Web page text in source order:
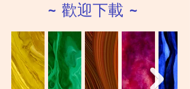
~ 歡迎下載 ~